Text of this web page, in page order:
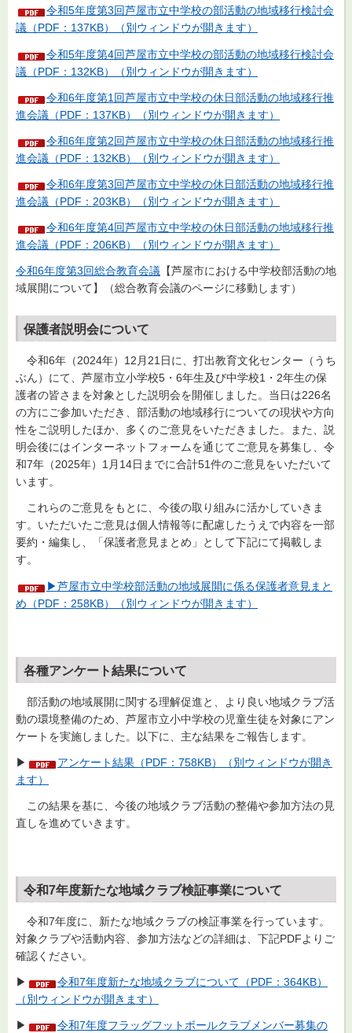
令和5年度第3回芦屋市立中学校の部活動の地域移行検討会
議（PDF：137KB）（別ウィンドウが開きます）
令和5年度第4回芦屋市立中学校の部活動の地域移行検討会
議（PDF：132KB）（別ウィンドウが開きます）
令和6年度第1回芦屋市立中学校の休日部活動の地域移行推
進会議（PDF：137KB）（別ウィンドウが開きます）
令和6年度第2回芦屋市立中学校の休日部活動の地域移行推
進会議（PDF：132KB）（別ウィンドウが開きます）
令和6年度第3回芦屋市立中学校の休日部活動の地域移行推
進会議（PDF：203KB）（別ウィンドウが開きます）
令和6年度第4回芦屋市立中学校の休日部活動の地域移行推
進会議（PDF：206KB）（別ウィンドウが開きます）
令和6年度第3回総合教育会議 【芦屋市における中学校部活動の地
域展開について】（総合教育会議のページに移動します）
保護者説明会について
令和6年（2024年）12月21日に、打出教育文化センター（うち
ぶん）にて、芦屋市立小学校5・6年生及び中学校1・2年生の保
護者の皆さまを対象とした説明会を開催しました。当日は226名
の方にご参加いただき、部活動の地域移行についての現状や方向
性をご説明したほか、多くのご意見をいただきました。また、説
明会後にはインターネットフォームを通じてご意見を募集し、令
和7年（2025年）1月14日までに合計51件のご意見をいただいて
います。
これらのご意見をもとに、今後の取り組みに活かしていきま
す。いただいたご意見は個人情報等に配慮したうえで内容を一部
要約・編集し、「保護者意見まとめ」として下記にて掲載しま
す。
▶芦屋市立中学校部活動の地域展開に係る保護者意見まと
め（PDF：258KB）（別ウィンドウが開きます）
各種アンケート結果について
部活動の地域展開に関する理解促進と、より良い地域クラブ活
動の環境整備のため、芦屋市立小中学校の児童生徒を対象にアン
ケートを実施しました。以下に、主な結果をご報告します。
▶
アンケート結果（PDF：758KB）（別ウィンドウが開き
ます）
この結果を基に、今後の地域クラブ活動の整備や参加方法の見
直しを進めていきます。
令和7年度新たな地域クラブ検証事業について
令和7年度に、新たな地域クラブの検証事業を行っています。
対象クラブや活動内容、参加方法などの詳細は、下記PDFよりご
確認ください。
▶
令和7年度新たな地域クラブについて（PDF：364KB）
（別ウィンドウが開きます）
▶
令和7年度フラッグフットボールクラブメンバー募集の